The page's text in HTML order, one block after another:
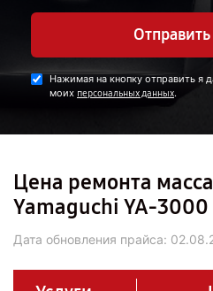
Нажимая на кнопку отправить я
моих персональных данных.
Цена ремонта
Yamaguchi YA-
Дата обновления прайса: